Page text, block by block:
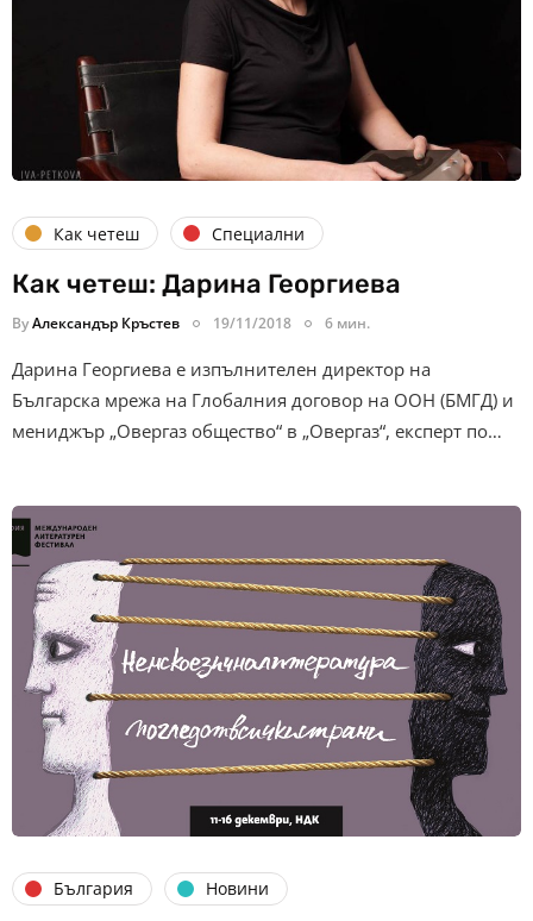
Как четеш Специални
Как четеш: Дарина Георгиева
ByАлександър Кръстев 19/11/2018 6 мин.
Дарина Георгиева е изпълнителен директор на
Българска мрежа на Глобалния договор на ООН (БМГД) и
мениджър „Овергаз общество“ в „Овергаз“, експерт по…
България Новини